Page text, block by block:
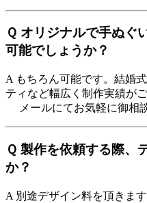
Ｑ オリジナルで手ぬぐ
可能でしょうか？
A もちろん可能です。結婚
ティなど幅広く制作実績がご
メールにてお気軽に御相
Ｑ 製作を依頼する際、
か？
A 別途デザイン料を頂きま